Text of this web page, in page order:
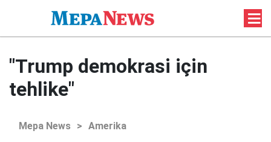
"Trump demokrasi için
tehlike"
Mepa News > Amerika